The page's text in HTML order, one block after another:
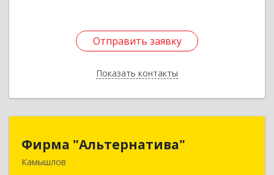
Отправить заявку
Показать контакты
Отправить заявку
Назад
Фирма "Альтернатива"
Камышлов
624860, Свердловская обл, Камышлов г, Ленина